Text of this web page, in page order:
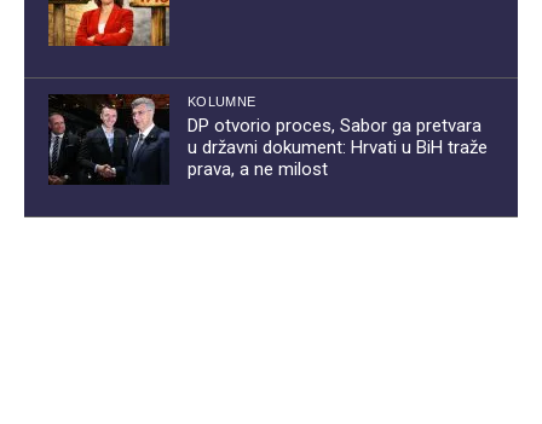
KOLUMNE
DP otvorio proces, Sabor ga pretvara
u državni dokument: Hrvati u BiH traže
prava, a ne milost